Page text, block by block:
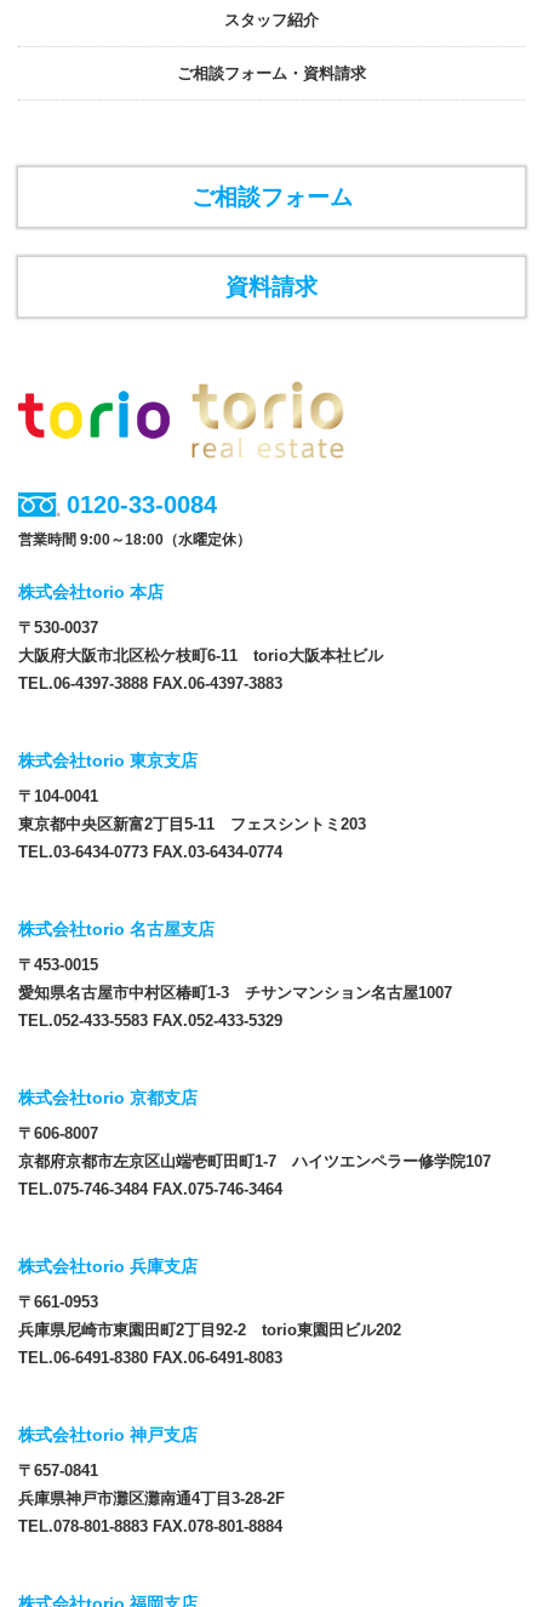
スタッフ紹介
ご相談フォーム・資料請求
ご相談フォーム
資料請求
0120-33-0084
営業時間 9:00～18:00（水曜定休）
株式会社torio 本店
〒530-0037
大阪府大阪市北区松ケ枝町6-11 torio大阪本社ビル
TEL.06-4397-3888 FAX.06-4397-3883
株式会社torio 東京支店
〒104-0041
東京都中央区新富2丁目5-11 フェスシントミ203
TEL.03-6434-0773 FAX.03-6434-0774
株式会社torio 名古屋支店
〒453-0015
愛知県名古屋市中村区椿町1-3 チサンマンション名古屋1007
TEL.052-433-5583 FAX.052-433-5329
株式会社torio 京都支店
〒606-8007
京都府京都市左京区山端壱町田町1-7 ハイツエンペラー修学院107
TEL.075-746-3484 FAX.075-746-3464
株式会社torio 兵庫支店
〒661-0953
兵庫県尼崎市東園田町2丁目92-2 torio東園田ビル202
TEL.06-6491-8380 FAX.06-6491-8083
株式会社torio 神戸支店
〒657-0841
兵庫県神戸市灘区灘南通4丁目3-28-2F
TEL.078-801-8883 FAX.078-801-8884
株式会社torio 福岡支店